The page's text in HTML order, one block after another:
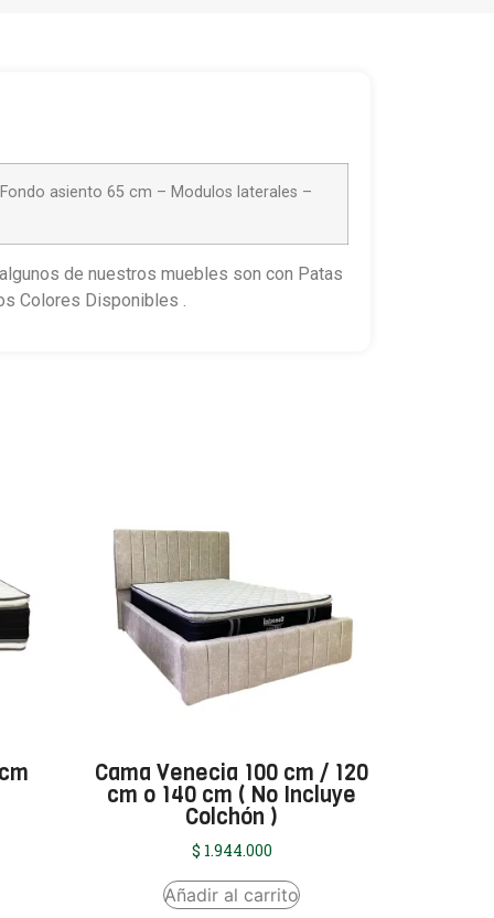
asiento 65 cm – Modulos laterales –
de nuestros muebles son con Patas
Colores Disponibles .
Cama Venecia 100 cm / 120
cm o 140 cm ( No Incluye
Colchón )
$ 1.944.000
Añadir al carrito